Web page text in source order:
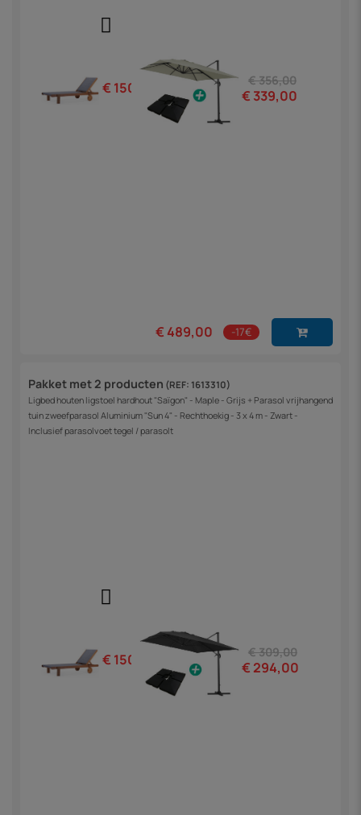
€ 150,00 € 356,00
€ 339,00
€ 489,00 -17€
Pakket met 2 producten (REF: 1613310)
Ligbed houten ligstoel hardhout "Saïgon" - Maple - Grijs + Parasol vrijhangend
tuin zweefparasol Aluminium "Sun 4" - Rechthoekig - 3 x 4 m - Zwart -
Inclusief parasolvoet tegel / parasolt
€ 150,00 € 309,00
€ 294,00